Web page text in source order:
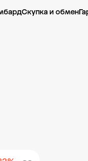
Скупка и обмен